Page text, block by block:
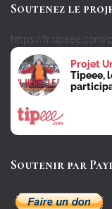
Soutenez le
https://fr.tipeee.com/
Projet
Tipeee,
Soutenir par